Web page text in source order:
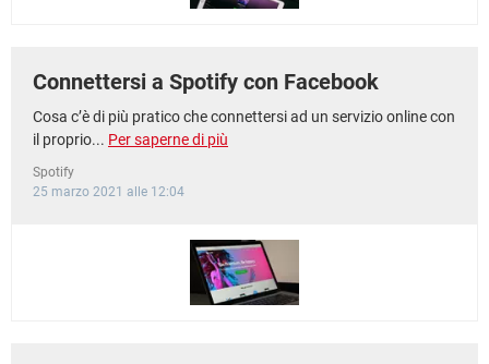
Connettersi a Spotify con Facebook
Cosa c’è di più pratico che connettersi ad un servizio online con
il proprio... Per saperne di più
Spotify
25 marzo 2021 alle 12:04